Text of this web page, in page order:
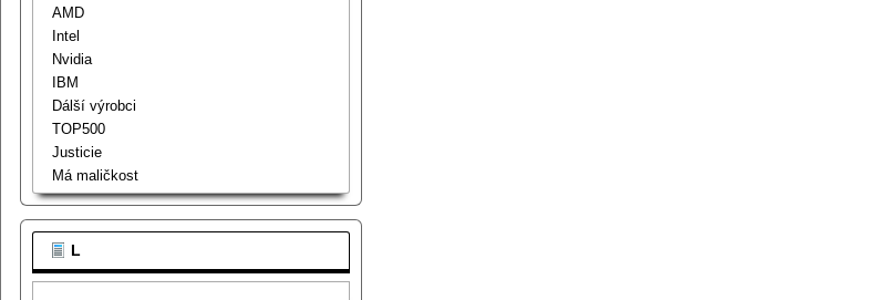
AMD
Intel
Nvidia
IBM
Dálší výrobci
TOP500
Justicie
Má maličkost
L